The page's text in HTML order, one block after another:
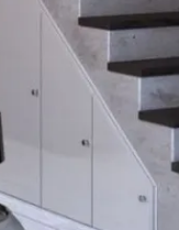
Le camerette